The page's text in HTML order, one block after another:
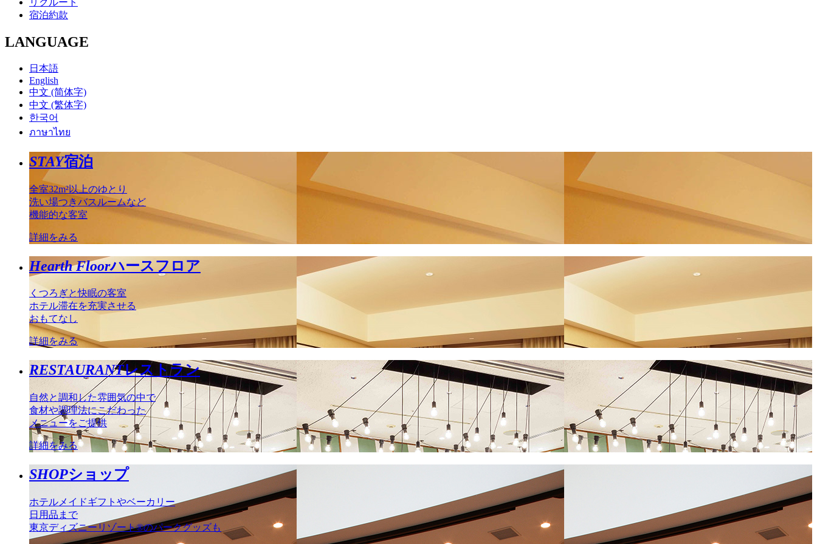
リクルート
宿泊約款
LANGUAGE
日本語
English
中文 (简体字)
中文 (繁体字)
한국어
ภาษาไทย
STAY宿泊
全室32m²以上のゆとり
洗い場つきバスルームなど
機能的な客室
詳細をみる
Hearth Floorハースフロア
くつろぎと快眠の客室
ホテル滞在を充実させる
おもてなし
詳細をみる
RESTAURANTレストラン
自然と調和した雰囲気の中で
食材や調理法にこだわった
メニューをご提供
詳細をみる
SHOPショップ
ホテルメイドギフトやベーカリー
日用品まで
東京ディズニーリゾート®のパークグッズも